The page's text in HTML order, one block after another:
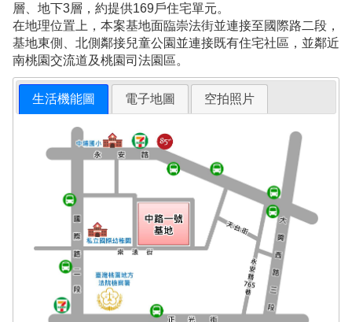
層、地下3層，約提供169戶住宅單元。
在地理位置上，本案基地面臨崇法街並連接至國際路二段，
基地東側、北側鄰接兒童公園並連接既有住宅社區，並鄰近
南桃園交流道及桃園司法園區。
生活機能圖 電子地圖 空拍照片